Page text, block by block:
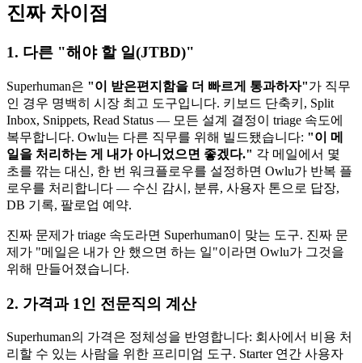
진짜 차이점
1. 다른 "해야 할 일(JTBD)"
Superhuman은 "이 받은편지함을 더 빠르게 통과하자"가 직무
인 경우 명백히 시장 최고 도구입니다. 키보드 단축키, Split
Inbox, Snippets, Read Status — 모든 설계 결정이 triage 속도에
복무합니다. Owlu는 다른 직무를 위해 빌드됐습니다: "이 메
일을 처리하는 게 내가 아니었으면 좋겠다." 각 메일에서 몇
초를 깎는 대신, 한 번 워크플로우를 설정하면 Owlu가 반복 플
로우를 처리합니다 — 수신 감시, 분류, 사용자 톤으로 답장,
DB 기록, 팔로업 예약.
진짜 문제가 triage 속도라면 Superhuman이 맞는 도구. 진짜 문
제가 "메일은 내가 안 했으면 하는 일"이라면 Owlu가 그것을
위해 만들어졌습니다.
2. 가격과 1인 전문직의 계산
Superhuman의 가격은 정체성을 반영합니다: 회사에서 비용 처
리할 수 있는 사람을 위한 프리미엄 도구. Starter 연간 사용자